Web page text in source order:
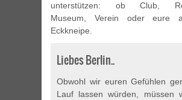
unterstützen: ob Club,
Museum, Verein oder eure
Eckkneipe.
Liebes Berlin..
Obwohl wir euren Gefühlen
Lauf lassen würden, müssen